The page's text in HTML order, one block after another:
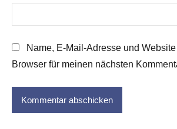
Name, E-Mail-Adresse und
Browser für meinen nächsten